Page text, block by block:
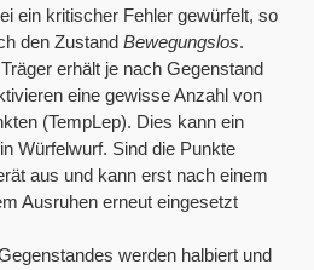
ein kritischer Fehler gewürfelt, so
den Zustand Bewegungslos.
erhält je nach Gegenstand
eine gewisse Anzahl von
(TempLep). Dies kann ein
Würfelwurf. Sind die Punkte
aus und kann erst nach einem
Ausruhen erneut eingesetzt
werden halbiert und